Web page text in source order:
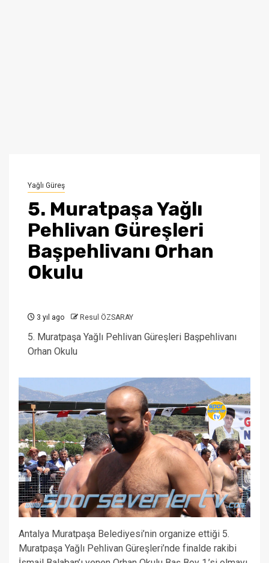
Yağlı Güreş
5. Muratpaşa Yağlı
Pehlivan Güreşleri
Başpehlivanı Orhan
Okulu
3 yıl ago Resul ÖZSARAY
5. Muratpaşa Yağlı Pehlivan Güreşleri Başpehlivanı
Orhan Okulu
Antalya Muratpaşa Belediyesi’nin organize ettiği 5.
Muratpaşa Yağlı Pehlivan Güreşleri’nde finalde rakibi